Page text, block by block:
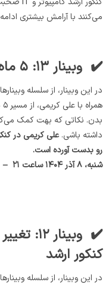
می‌کنند با آرامش بیشتری
✔️ وبینار ۱۳: ۵ ماه طلایی تا کنکور ارشد
در این وبینار، از سلسله
بدن. نکاتی که بهت کمک
داشته باشی.
رو بدست آورده است.
شنبه، ۸ آذر ۱۴۰۴ ساعت ۲۱ – با استاد رامین رضوی
✔️ وبینار
کنکور ارشد
در این وبینار، از سلسله